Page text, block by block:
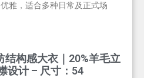
雅，适合多种日常及正式场
构感大衣｜20%羊毛立
设计 – 尺寸：54